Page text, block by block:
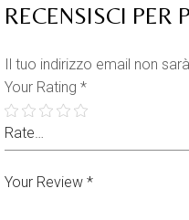
RECENSISCI PER
Il tuo indirizzo email non
Your Rating *